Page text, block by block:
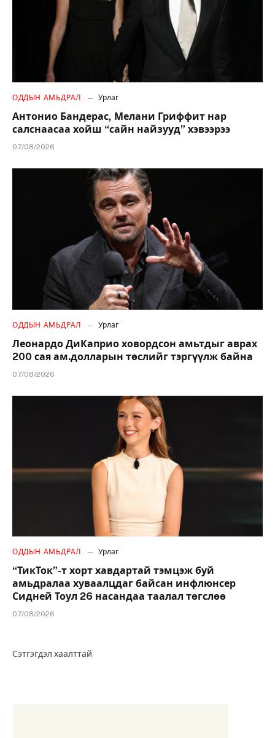
ОДДЫН АМЬДРАЛ Урлаг
Антонио Бандерас, Мелани Гриффит нар
салснаасаа хойш “сайн найзууд” хэвээрээ
07/08/2026
ОДДЫН АМЬДРАЛ Урлаг
Леонардо ДиКаприо ховордсон амьтдыг аврах
200 сая ам.долларын төслийг тэргүүлж байна
07/08/2026
ОДДЫН АМЬДРАЛ Урлаг
“ТикТок”-т хорт хавдартай тэмцэж буй
амьдралаа хуваалцдаг байсан инфлюнсер
Сидней Тоул 26 насандаа таалал төгслөө
07/08/2026
Сэтгэгдэл хаалттай